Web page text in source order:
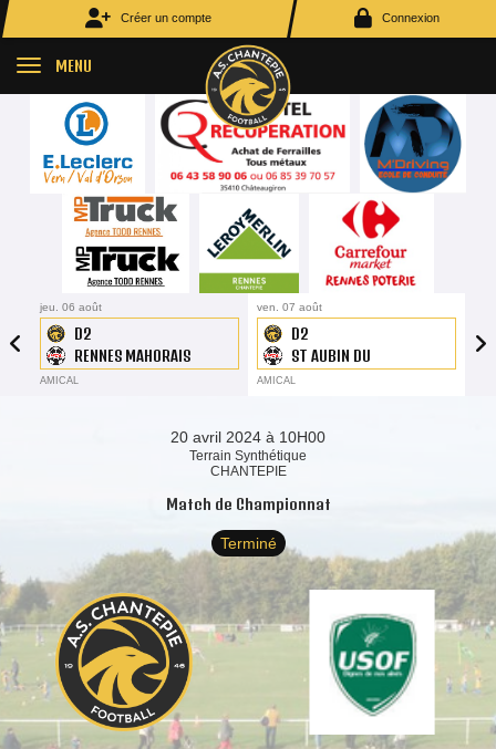
Créer un compte Connexion
MENU
jeu. 06 août
D2
RENNES MAHORAIS
AMICAL
ven. 07 août
D2
ST AUBIN DU
CORMIER
AMICAL
20 avril 2024 à 10H00
Terrain Synthétique
CHANTEPIE
Match de Championnat
Terminé
Panneau de gestion des cookies